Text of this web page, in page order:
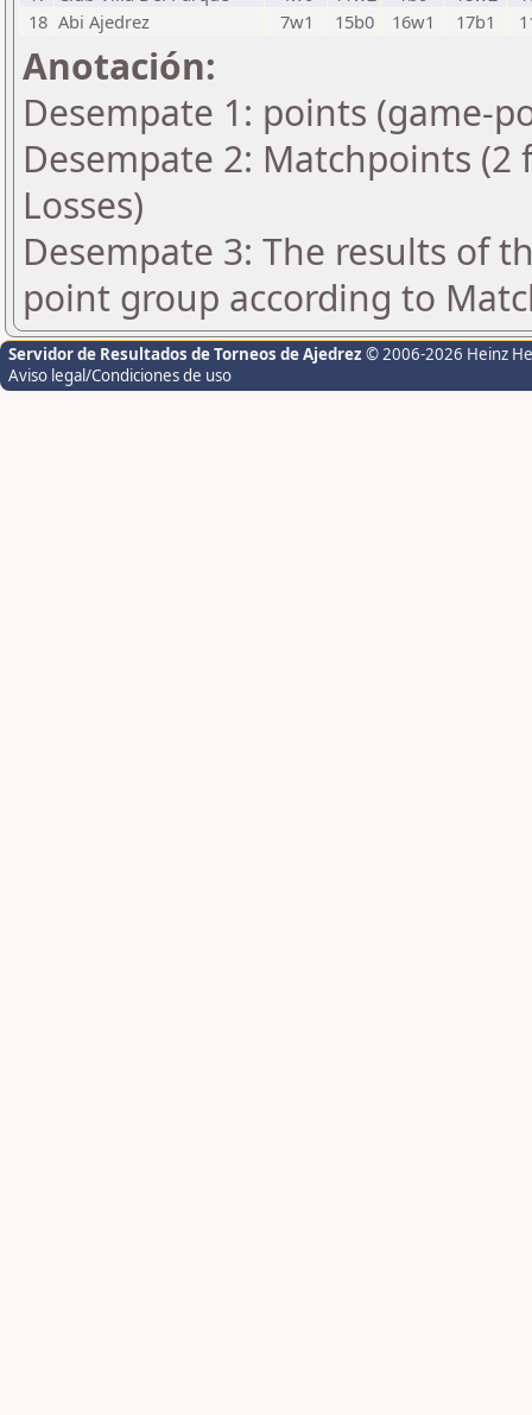
18 Abi Ajedrez 7w1 15b0 16w1 17b1
Anotación:
Desempate 1: points (game-
Desempate 2: Matchpoints
Losses)
Desempate 3: The results of
point group according to
Servidor de Resultados de Torneos de Ajedrez © 2006-2026 Heinz
Aviso legal/Condiciones de uso